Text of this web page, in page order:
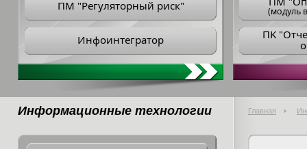
ПМ "Регуляторный риск"
Инфоинтегратор
(модуль
ПK
Информационные технологии Главная